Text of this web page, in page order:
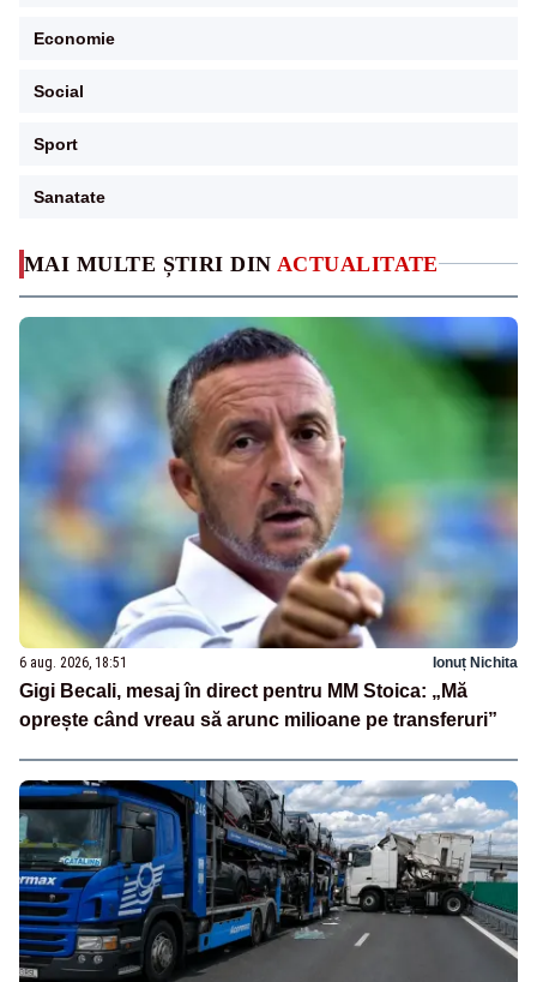
MAI MULTE ȘTIRI DIN ACTUALITATE
6 aug. 2026, 18:51 Ionuț Nichita
Gigi Becali, mesaj în direct pentru MM Stoica: „Mă
oprește când vreau să arunc milioane pe transferuri”
Economie
Social
Sport
Sanatate